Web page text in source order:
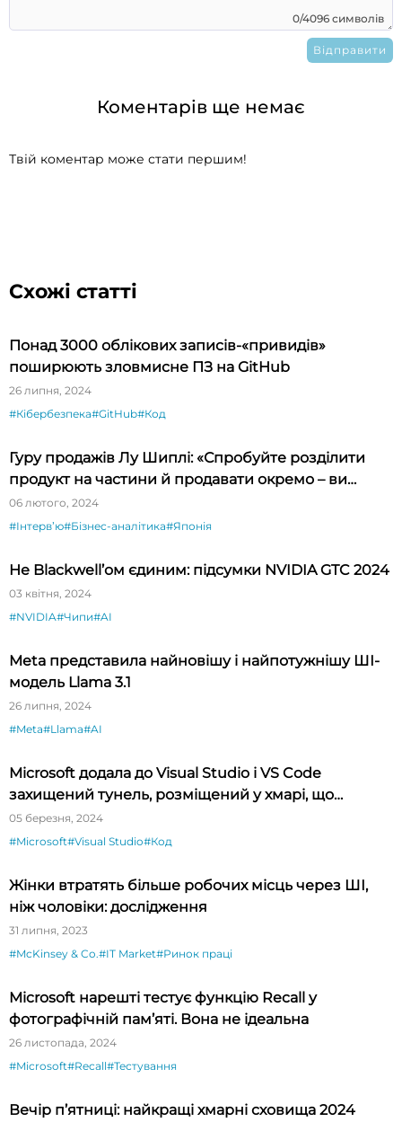
0/4096 символів
Коментарів ще немає
Твій коментар може стати першим!
Схожі статті
Понад 3000 облікових записів-«привидів»
поширюють зловмисне ПЗ на GitHub
26 липня, 2024
#Кібербезпека#GitHub#Код
Гуру продажів Лу Шиплі: «Спробуйте розділити
продукт на частини й продавати окремо – ви
будете вражені»
06 лютого, 2024
#Інтервʼю#Бізнес-аналітика#Японія
Не Blackwell’ом єдиним: підсумки NVIDIA GTC 2024
03 квітня, 2024
#NVIDIA#Чипи#AI
Meta представила найновішу і найпотужнішу ШІ-
модель Llama 3.1
26 липня, 2024
#Meta#Llama#AI
Microsoft додала до Visual Studio і VS Code
захищений тунель, розміщений у хмарі, що
спрощує тестування API
05 березня, 2024
#Microsoft#Visual Studio#Код
Жінки втратять більше робочих місць через ШІ,
ніж чоловіки: дослідження
31 липня, 2023
#McKinsey & Co.#IT Market#Ринок праці
Microsoft нарешті тестує функцію Recall у
фотографічній пам’яті. Вона не ідеальна
26 листопада, 2024
#Microsoft#Recall#Тестування
Вечір п’ятниці: найкращі хмарні сховища 2024